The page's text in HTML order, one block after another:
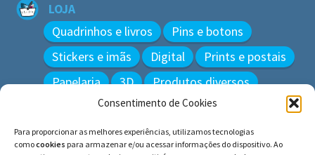
Consentimento de Cookies
Para proporcionar as melhores experiências, utilizamos tecnologias
comocookies para armazenar e/ou acessar informações do dispositivo. Ao
LOJA
Quadrinhos e livros
Pins e botons
Stickers e imãs
Digital
Prints e postais
Papelaria
3D Produtos diversos
Pesquisar